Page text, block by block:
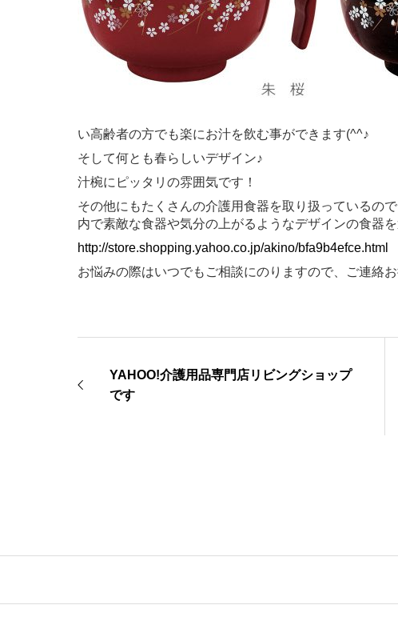
い高齢者の方でも楽にお汁を飲む事ができます(^^♪
そして何とも春らしいデザイン♪
汁椀にピッタリの雰囲気です！
その他にもたくさんの介護用食器を取り扱っているの
内で素敵な食器や気分の上がるようなデザインの食器
http://store.shopping.yahoo.co.jp/akino/bfa9b4efce.html
お悩みの際はいつでもご相談にのりますので、ご連絡お
YAHOO!介護用品専門店リビングショップ
です